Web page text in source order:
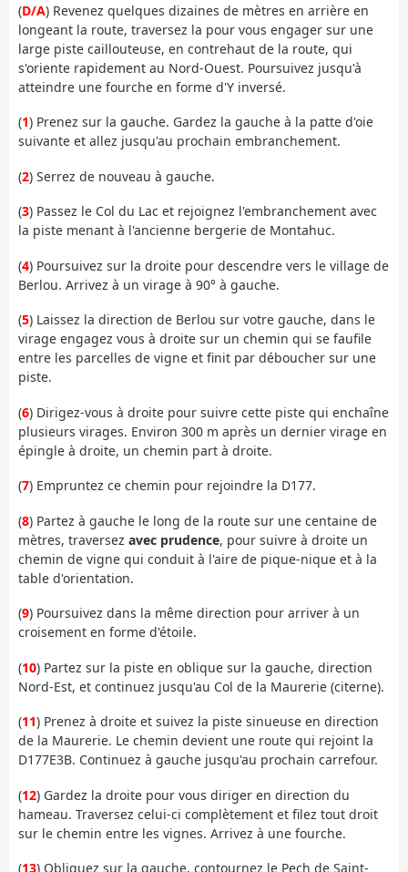
(D/A) Revenez quelques dizaines de mètres en arrière en
longeant la route, traversez la pour vous engager sur une
large piste caillouteuse, en contrehaut de la route, qui
s'oriente rapidement au Nord-Ouest. Poursuivez jusqu'à
atteindre une fourche en forme d'Y inversé.
(1) Prenez sur la gauche. Gardez la gauche à la patte d'oie
suivante et allez jusqu'au prochain embranchement.
(2) Serrez de nouveau à gauche.
(3) Passez le Col du Lac et rejoignez l'embranchement avec
la piste menant à l'ancienne bergerie de Montahuc.
(4) Poursuivez sur la droite pour descendre vers le village de
Berlou. Arrivez à un virage à 90° à gauche.
(5) Laissez la direction de Berlou sur votre gauche, dans le
virage engagez vous à droite sur un chemin qui se faufile
entre les parcelles de vigne et finit par déboucher sur une
piste.
(6) Dirigez-vous à droite pour suivre cette piste qui enchaîne
plusieurs virages. Environ 300 m après un dernier virage en
épingle à droite, un chemin part à droite.
(7) Empruntez ce chemin pour rejoindre la D177.
(8) Partez à gauche le long de la route sur une centaine de
mètres, traversez avec prudence, pour suivre à droite un
chemin de vigne qui conduit à l'aire de pique-nique et à la
table d'orientation.
(9) Poursuivez dans la même direction pour arriver à un
croisement en forme d'étoile.
(10) Partez sur la piste en oblique sur la gauche, direction
Nord-Est, et continuez jusqu'au Col de la Maurerie (citerne).
(11) Prenez à droite et suivez la piste sinueuse en direction
de la Maurerie. Le chemin devient une route qui rejoint la
D177E3B. Continuez à gauche jusqu'au prochain carrefour.
(12) Gardez la droite pour vous diriger en direction du
hameau. Traversez celui-ci complètement et filez tout droit
sur le chemin entre les vignes. Arrivez à une fourche.
(13) Obliquez sur la gauche, contournez le Pech de Saint-